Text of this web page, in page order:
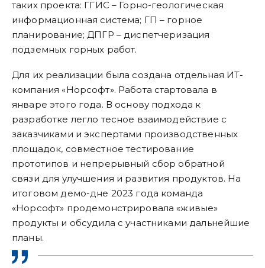
таких проекта: ГГИС – Горно-геологическая
информационная система; ГП – горное
планирование; ДПГР – диспетчеризация
подземных горных работ.
Для их реализации была создана отдельная ИТ-
компания «Норсофт». Работа стартовала в
январе этого года. В основу подхода к
разработке легло тесное взаимодействие с
заказчиками и экспертами производственных
площадок, совместное тестирование
прототипов и непрерывный сбор обратной
связи для улучшения и развития продуктов. На
итоговом демо-дне 2023 года команда
«Норсофт» продемонстрировала «живые»
продукты и обсудила с участниками дальнейшие
планы.